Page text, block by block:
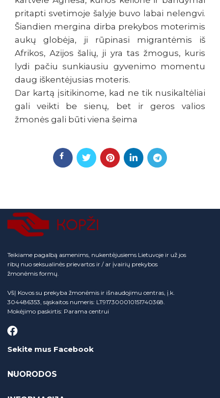
pritapti svetimoje šalyje buvo labai nelengvi.
Šiandien mergina dirba prekybos moterimis
aukų globėja, ji rūpinasi migrantėmis iš
Afrikos, Azijos šalių, ji yra tas žmogus, kuris
lydi pačiu sunkiausiu gyvenimo momentu
daug iškentėjusias moteris.
Dar kartą įsitikinome, kad ne tik nusikaltėliai
gali veikti be sienų, bet ir geros valios
žmonės gali būti viena šeima
Teikiame pagalbą asmenims, nukentėjusiems Lietuvoje ir už jos
ribų nuo seksualinės prievartos ir / ar įvairių prekybos
žmonėmis formų.
VšĮ Kovos su prekyba žmonėmis ir išnaudojimu centras, į.k.
304486353, sąskaitos numeris: LT917300010151740368.
Mokėjimo paskirtis: Parama centrui
Sekite mus Facebook
NUORODOS